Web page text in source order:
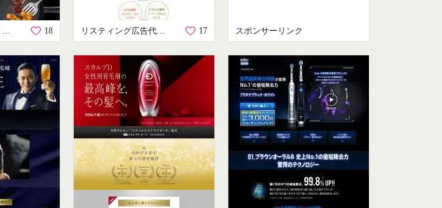
ハードチタニウム・プラス 18 リスティング広告代理店 グラッドキューブ 17 スポンサーリンク